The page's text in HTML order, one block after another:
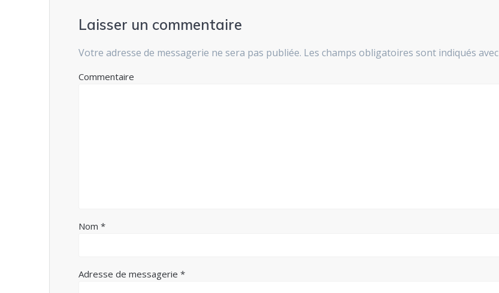
Laisser un commentaire
Votre adresse de messagerie ne sera pas publiée. Les champs obligatoires sont indiqués avec
Commentaire
Nom*
Adresse de messagerie*